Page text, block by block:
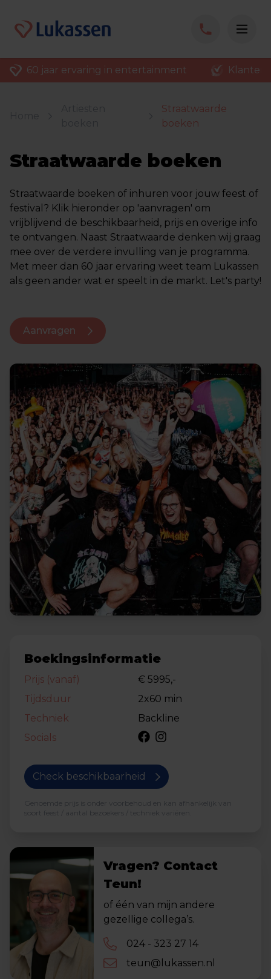
60 jaar ervaring in entertainment
Straatwaarde
boeken
Straatwaarde boeken
Straatwaarde boeken of inhuren voor jouw feest of
festival? Klik hieronder op 'aanvragen' om
vrijblijvend de beschikbaarheid, prijs en overige info
te ontvangen. Naast Straatwaarde denken wij graag
mee over de verdere invulling van je programma.
Met meer dan 60 jaar ervaring weet team Lukassen
als geen ander wat er speelt in de markt. Let's party!
Aanvragen
Boekingsinformatie
Prijs (vanaf)
€ 5995,-
Tijdsduur
2x60 min
Techniek
Backline
Socials
Check beschikbaarheid
Genoemde prijs is onder voorbehoud en kan afhankelijk van
soort feest / aantal bezoekers / techniek variëren.
Vragen? Contact
Teun!
of één van mijn andere
gezellige collega’s.
024 - 323 27 14
teun@lukassen.nl